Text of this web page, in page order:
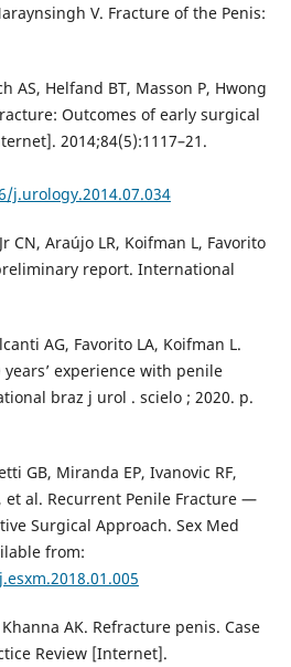
V. Fracture of the Penis:
AS, Helfand BT, Masson P, Hwong
Outcomes of early surgical
2014;84(5):1117–21.
j.urology.2014.07.034
CN, Araújo LR, Koifman L, Favorito
report. International
AG, Favorito LA, Koifman L.
experience with penile
braz j urol . scielo ; 2020. p.
GB, Miranda EP, Ivanovic RF,
et al. Recurrent Penile Fracture —
Surgical Approach. Sex Med
from:
AK. Refracture penis. Case
Review [Internet].